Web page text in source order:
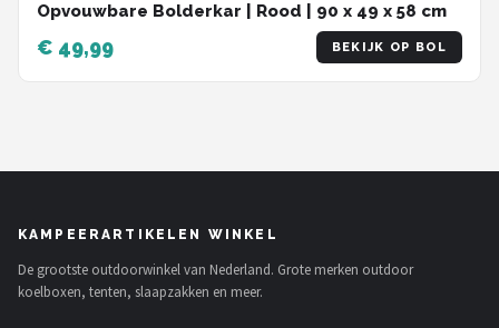
Opvouwbare Bolderkar | Rood | 90 x 49 x 58 cm
€ 49,99 BEKIJK OP BOL
KAMPEERARTIKELEN WINKEL
De grootste outdoorwinkel van Nederland. Grote merken outdoor
koelboxen, tenten, slaapzakken en meer.